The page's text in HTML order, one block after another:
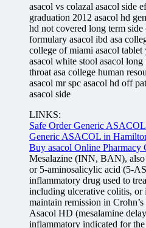
asacol vs colazal asacol side
graduation 2012 asacol hd
hd not covered long term
formulary asacol ibd asa
college of miami asacol
asacol white stool asacol long
throat asa college human
asacol mr spc asacol hd off
asacol side
LINKS:
Safe Order Generic
Generic ASACOL in
Buy asacol Online Pharmacy
Mesalazine (INN, BAN),
or 5-aminosalicylic acid (5-
inflammatory drug used to
including ulcerative colitis, or
maintain remission in Crohn’s
Asacol HD (mesalamine
inflammatory indicated for